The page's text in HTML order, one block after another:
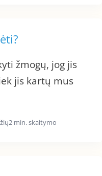
žmogų, jog jis
jis kartų mus
2 min. skaitymo